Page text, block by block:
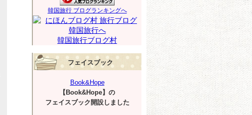
韓国旅行 ブログランキングへ
韓国旅行ブログ村
フェイスブック
Book&Hope
【Book&Hope】の
フェイスブック開設しました